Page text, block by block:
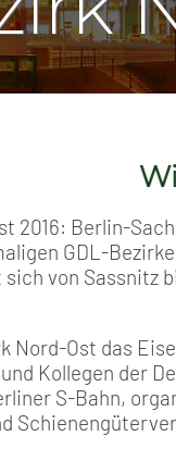
2016: Berlin-
GDL-
von Sassnitz
Nord-Ost das
Kollegen der
S-Bahn,